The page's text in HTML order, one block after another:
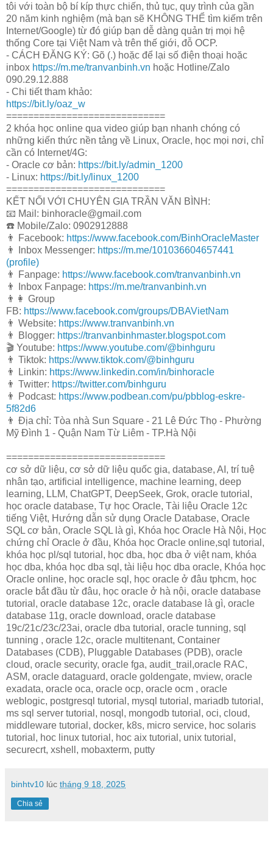
tôi với toàn bộ bí kíp thực chiến, thủ tục, quy trình của gần
20 năm kinh nghiệm (mà bạn sẽ KHÔNG THỂ tìm kiếm trên
Internet/Google) từ đó giúp bạn dễ dàng quản trị mọi hệ
thống Core tại Việt Nam và trên thế giới, đỗ OCP.
- CÁCH ĐĂNG KÝ: Gõ (.) hoặc để lại số điện thoại hoặc
inbox https://m.me/tranvanbinh.vn hoặc Hotline/Zalo
090.29.12.888
- Chi tiết tham khảo:
https://bit.ly/oaz_w
=============================
2 khóa học online qua video giúp bạn nhanh chóng có
những kiến thức nền tảng về Linux, Oracle, học mọi nơi, chỉ
cần có Internet/4G:
- Oracle cơ bản: https://bit.ly/admin_1200
- Linux: https://bit.ly/linux_1200
=============================
KẾT NỐI VỚI CHUYÊN GIA TRẦN VĂN BÌNH:
📧 Mail: binhoracle@gmail.com
☎️ Mobile/Zalo: 0902912888
👨 Facebook: https://www.facebook.com/BinhOracleMaster
👨 Inbox Messenger: https://m.me/101036604657441
(profile)
👨 Fanpage: https://www.facebook.com/tranvanbinh.vn
👨 Inbox Fanpage: https://m.me/tranvanbinh.vn
👨👩 Group
FB: https://www.facebook.com/groups/DBAVietNam
👨 Website: https://www.tranvanbinh.vn
👨 Blogger: https://tranvanbinhmaster.blogspot.com
🎬 Youtube: https://www.youtube.com/@binhguru
👨 Tiktok: https://www.tiktok.com/@binhguru
👨 Linkin: https://www.linkedin.com/in/binhoracle
👨 Twitter: https://twitter.com/binhguru
👨 Podcast: https://www.podbean.com/pu/pbblog-eskre-
5f82d6
👨 Địa chỉ: Tòa nhà Sun Square - 21 Lê Đức Thọ - Phường
Mỹ Đình 1 - Quận Nam Từ Liêm - TP.Hà Nội
=============================
cơ sở dữ liệu, cơ sở dữ liệu quốc gia, database, AI, trí tuệ
nhân tạo, artificial intelligence, machine learning, deep
learning, LLM, ChatGPT, DeepSeek, Grok, oracle tutorial,
học oracle database, Tự học Oracle, Tài liệu Oracle 12c
tiếng Việt, Hướng dẫn sử dụng Oracle Database, Oracle
SQL cơ bản, Oracle SQL là gì, Khóa học Oracle Hà Nội, Học
chứng chỉ Oracle ở đầu, Khóa học Oracle online,sql tutorial,
khóa học pl/sql tutorial, học dba, học dba ở việt nam, khóa
học dba, khóa học dba sql, tài liệu học dba oracle, Khóa học
Oracle online, học oracle sql, học oracle ở đâu tphcm, học
oracle bắt đầu từ đâu, học oracle ở hà nội, oracle database
tutorial, oracle database 12c, oracle database là gì, oracle
database 11g, oracle download, oracle database
19c/21c/23c/23ai, oracle dba tutorial, oracle tunning, sql
tunning , oracle 12c, oracle multitenant, Container
Databases (CDB), Pluggable Databases (PDB), oracle
cloud, oracle security, oracle fga, audit_trail,oracle RAC,
ASM, oracle dataguard, oracle goldengate, mview, oracle
exadata, oracle oca, oracle ocp, oracle ocm , oracle
weblogic, postgresql tutorial, mysql tutorial, mariadb tutorial,
ms sql server tutorial, nosql, mongodb tutorial, oci, cloud,
middleware tutorial, docker, k8s, micro service, hoc solaris
tutorial, hoc linux tutorial, hoc aix tutorial, unix tutorial,
securecrt, xshell, mobaxterm, putty
binhtv10 lúc tháng 9 18, 2025
Chia sẻ